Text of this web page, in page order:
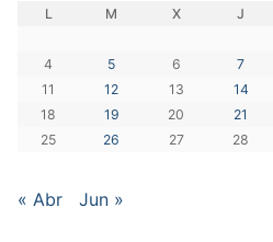
L M X J
4
5 6 7
11
12 13 14
18
19 20 21
25
26 27 28
« Abr Jun »